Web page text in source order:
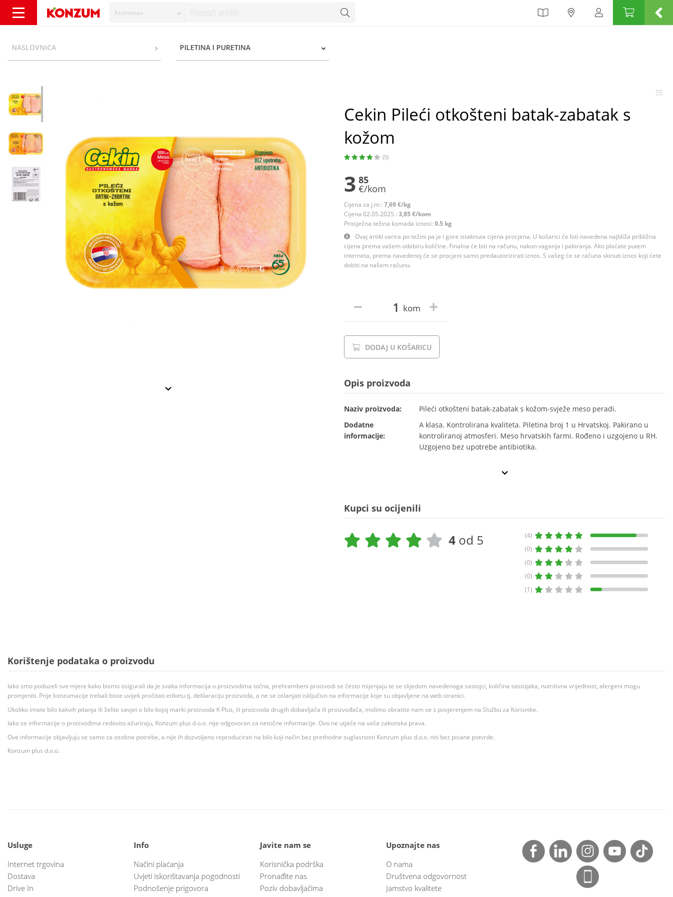
Asortiman
NASLOVNICA PILETINA I PURETINA
Cekin Pileći otkošteni batak-zabatak s
kožom
(5)
3 85
€/kom
Cijena za j.m.: 7,69 €/kg
Cijena 02.05.2025.: 3,85 €/kom
Prosječna težina komada iznosi: 0.5 kg
Ovaj artikl varira po težini pa je i gore istaknuta cijena procjena. U košarici će biti navedena najbliža približna
cijena prema vašem odabiru količine. Finalna će biti na računu, nakon vaganja i pakiranja. Ako plaćate putem
interneta, prema navedenoj će se procjeni samo predautorizirati iznos. S vašeg će se računa skinuti iznos koji ćete
dobiti na našem računu.
kom
DODAJ U KOŠARICU
Opis proizvoda
Naziv proizvoda:
Pileći otkošteni batak-zabatak s kožom-svježe meso peradi.
Dodatne
informacije:
A klasa. Kontrolirana kvaliteta. Piletina broj 1 u Hrvatskoj. Pakirano u
kontroliranoj atmosferi. Meso hrvatskih farmi. Rođeno i uzgojeno u RH.
Uzgojeno bez upotrebe antibiotika.
Kupci su ocijenili
4 od 5
(4)
(0)
(0)
(0)
(1)
Korištenje podataka o proizvodu
Iako smo poduzeli sve mjere kako bismo osigurali da je svaka informacija o proizvodima točna, prehrambeni proizvodi se često mijenjaju te se slijedom navedenoga sastojci, količina sastojaka, nutritivna vrijednost, alergeni mogu
promjeniti. Prije konzumacije trebali biste uvijek pročitati etiketu tj. deklaraciju proizvoda, a ne se oslanjati isključivo na informacije koje su objavljene na web stranici.
Ukoliko imate bilo kakvih pitanja ili želite savjet o bilo kojoj marki proizvoda K Plus, ili proizvoda drugih dobavljača ili proizvođača, molimo obratite nam se s povjerenjem na Službu za Korisnike.
Iako se informacije o proizvodima redovito ažuriraju, Konzum plus d.o.o. nije odgovoran za netočne informacije. Ovo ne utječe na vaša zakonska prava.
Ove informacije objavljuju se samo za osobne potrebe, a nije ih dozvoljeno reproducirati na bilo koji način bez prethodne suglasnosti Konzum plus d.o.o. niti bez pisane potvrde.
Konzum plus d.o.o.
Usluge
Internet trgovina
Dostava
Drive In
Info
Načini plaćanja
Uvjeti iskorištavanja pogodnosti
Podnošenje prigovora
Javite nam se
Korisnička podrška
Pronađite nas
Poziv dobavljačima
Upoznajte nas
O nama
Društvena odgovornost
Jamstvo kvalitete